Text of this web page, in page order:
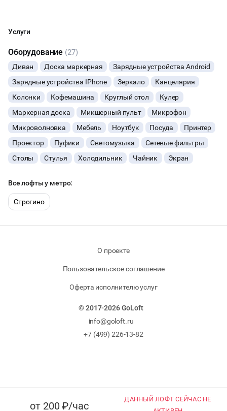
от 200 ₽/час
ДАННЫЙ ЛОФТ СЕЙЧАС НЕ
сомнений при выборе места для мероприятий.
Пишите, звоните, приходите.
Встречаемся здесь!
Услуги
Оборудование (27)
Диван Доска маркерная
Зарядные устройства Android
Зарядные устройства IPhone
Зеркало
Канцелярия
Колонки
Кофемашина Круглый стол
Кулер
Маркерная доска
Микшерный пульт
Микрофон
Микроволновка
Мебель Ноутбук Посуда
Принтер
Проектор
Пуфики Светомузыка
Сетевые фильтры
Столы
Стулья Холодильник Чайник Экран
КОРПОРАТИВЫ
ДЕЛОВЫЕ МЕРОПРИЯТИЯ
ЙОГА И РАСТЯЖКА
ДИСКОТЕКА
МАСТЕР-КЛАСС
КИНОПРОСМОТР
НАСТОЛЬНЫЕ ИГРЫ
ДАННЫЙ ЛОФТ СЕЙЧАС НЕ АКТИВЕН
ОСТАВИТЬ ЗАЯВКУ
Вы можете отменить заявку в любой момент, это бесплатно
или поменять параметры с нашим менеджером после того, как
оставите заявку
Все лофты у метро:
Строгино
О проекте
Пользовательское соглашение
Оферта исполнителю услуг
© 2017-2026 GoLoft
info@goloft.ru
+7 (499) 226-13-82